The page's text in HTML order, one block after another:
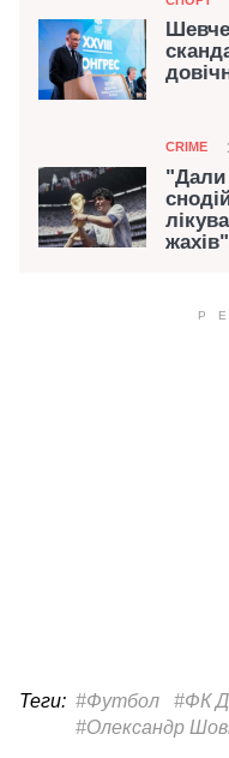
Категорія
CRIME
"Дали
жахів"
Теги: #Футбол
#ФК
#Олександр